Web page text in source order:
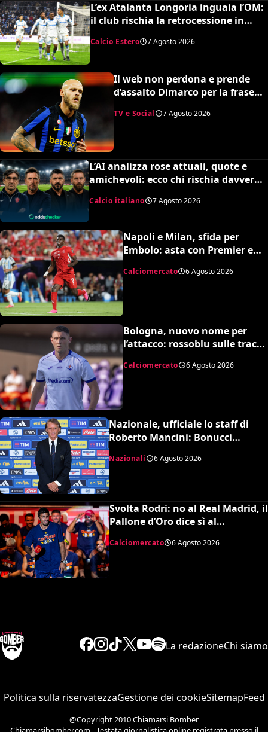
L’ex Atalanta Longoria inguaia l’OM:
il club rischia la retrocessione in
Ligue 2 e svende tutti i suoi pezzi
pregiati
Calcio Estero 7 Agosto 2026
Il web non perdona e prende
d’assalto Dimarco per la frase
TV e Social 7 Agosto 2026
L’AI analizza rose attuali, quote e
amichevoli: ecco chi rischia davvero
un’insospettabile
Calcio italiano 7 Agosto 2026
Napoli e Milan, sfida per
Embolo: asta con Premier e
MLS, il prezzo
Calciomercato 6 Agosto 2026
Bologna, nuovo nome per
l’attacco: rossoblu sulle tracce
Calciomercato 6 Agosto 2026
Nazionale, ufficiale lo staff di
Roberto Mancini: Bonucci
Nazionali 6 Agosto 2026
Svolta Rodri: no al Real Madrid, il
Pallone d’Oro dice sì al
Barcellona per 50 milioni
Calciomercato 6 Agosto 2026
La redazioneChi siamo
Politica sulla riservatezzaGestione dei cookieSitemapFeed
@Copyright 2010 Chiamarsi Bomber